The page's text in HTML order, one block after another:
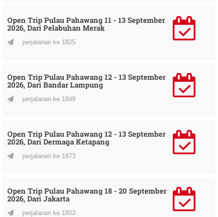
Open Trip Pulau Pahawang 11 - 13 September
2026, Dari Pelabuhan Merak
perjalanan ke 1825
Open Trip Pulau Pahawang 12 - 13 September
2026, Dari Bandar Lampung
perjalanan ke 1849
Open Trip Pulau Pahawang 12 - 13 September
2026, Dari Dermaga Ketapang
perjalanan ke 1873
Open Trip Pulau Pahawang 18 - 20 September
2026, Dari Jakarta
perjalanan ke 1803